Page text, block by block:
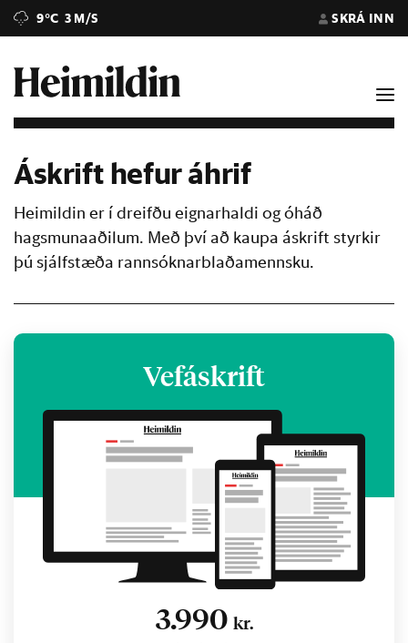
9°C 3 M/S SKRÁ INN
Áskrift hefur áhrif
Heimildin er í dreifðu eignarhaldi og óháð
hagsmunaaðilum. Með því að kaupa áskrift styrkir
þú sjálfstæða rannsóknarblaðamennsku.
Vefáskrift
3.990 kr.